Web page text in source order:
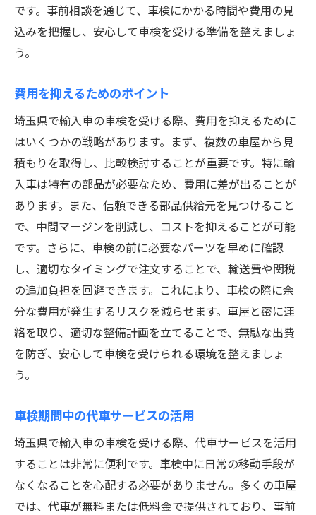
です。事前相談を通じて、車検にかかる時間や費用の見
込みを把握し、安心して車検を受ける準備を整えましょ
う。
費用を抑えるためのポイント
埼玉県で輸入車の車検を受ける際、費用を抑えるために
はいくつかの戦略があります。まず、複数の車屋から見
積もりを取得し、比較検討することが重要です。特に輸
入車は特有の部品が必要なため、費用に差が出ることが
あります。また、信頼できる部品供給元を見つけること
で、中間マージンを削減し、コストを抑えることが可能
です。さらに、車検の前に必要なパーツを早めに確認
し、適切なタイミングで注文することで、輸送費や関税
の追加負担を回避できます。これにより、車検の際に余
分な費用が発生するリスクを減らせます。車屋と密に連
絡を取り、適切な整備計画を立てることで、無駄な出費
を防ぎ、安心して車検を受けられる環境を整えましょ
う。
車検期間中の代車サービスの活用
埼玉県で輸入車の車検を受ける際、代車サービスを活用
することは非常に便利です。車検中に日常の移動手段が
なくなることを心配する必要がありません。多くの車屋
では、代車が無料または低料金で提供されており、事前